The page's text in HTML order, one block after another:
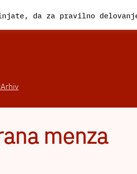
Arhiv
menza
da za pravilno